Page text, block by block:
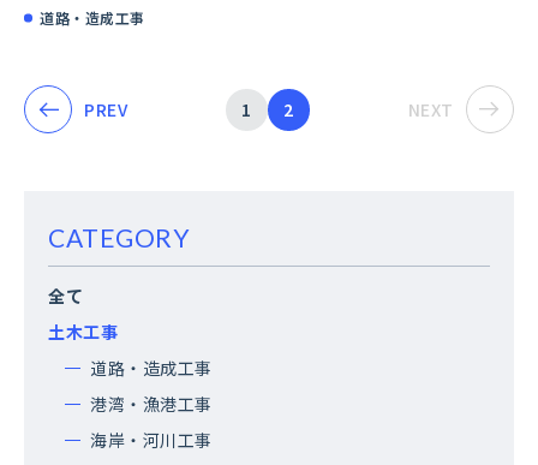
道路・造成工事
PREV 1 2 NEXT
CATEGORY
全て
土木工事
道路・造成工事
港湾・漁港工事
海岸・河川工事